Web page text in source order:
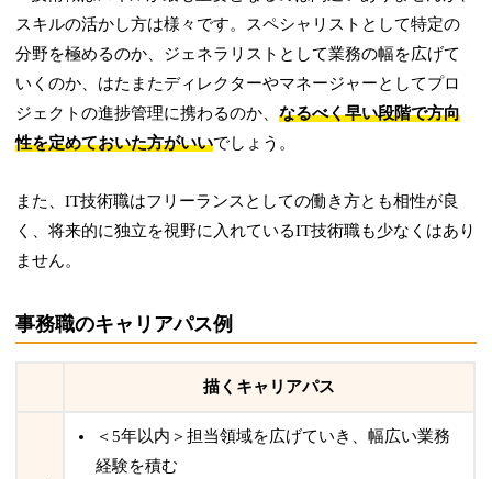
スキルの活かし方は様々です。スペシャリストとして特定の
分野を極めるのか、ジェネラリストとして業務の幅を広げて
いくのか、はたまたディレクターやマネージャーとしてプロ
ジェクトの進捗管理に携わるのか、なるべく早い段階で方向
性を定めておいた方がいいでしょう。
また、IT技術職はフリーランスとしての働き方とも相性が良
く、将来的に独立を視野に入れているIT技術職も少なくはあり
ません。
事務職のキャリアパス例
描くキャリアパス
＜5年以内＞担当領域を広げていき、幅広い業務
経験を積む